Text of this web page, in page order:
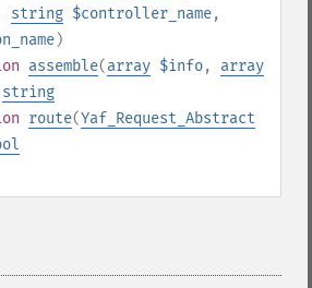
string $controller_name,
)
assemble(array $info, array
string
route(Yaf_Request_Abstract